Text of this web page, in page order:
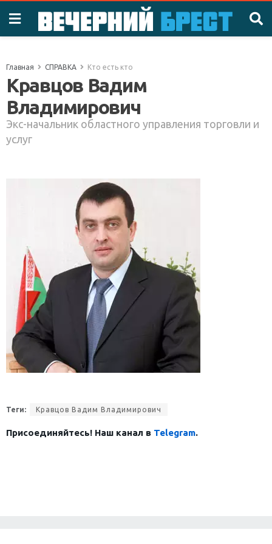
Главная СПРАВКА Кто есть кто
Кравцов Вадим
Владимирович
Экс-начальник областного управления торговли и
услуг
Теги: Кравцов Вадим Владимирович
Присоединяйтесь! Наш канал в Telegram.